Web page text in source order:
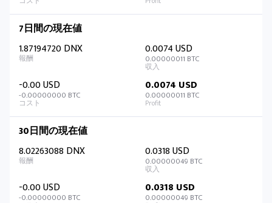
7日間の現在値
1.87194720 DNX
0.0074 USD
0.00000011 BTC
-0.00 USD
-0.00000000 BTC
0.0074 USD
0.00000011 BTC
30日間の現在値
8.02263088 DNX
0.0318 USD
0.00000049 BTC
-0.00 USD
-0.00000000 BTC
0.0318 USD
0.00000049 BTC